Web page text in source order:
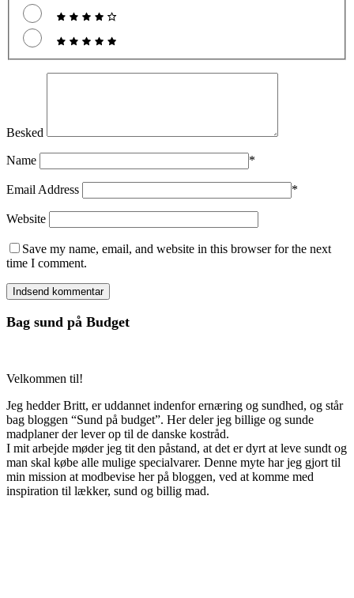
Besked
Name *
Email Address *
Website
Save my name, email, and website in this browser for the next
time I comment.
Bag sund på Budget
Velkommen til!
Jeg hedder Britt, er uddannet indenfor ernæring og sundhed, og står
bag bloggen “Sund på budget”. Her deler jeg billige og sunde
madplaner der lever op til de danske kostråd.
I mit arbejde møder jeg tit den påstand, at det er dyrt at leve sundt og
man skal købe alle mulige specialvarer. Denne myte har jeg gjort til
min mission at modbevise her på bloggen, ved at komme med
inspiration til lækker, sund og billig mad.